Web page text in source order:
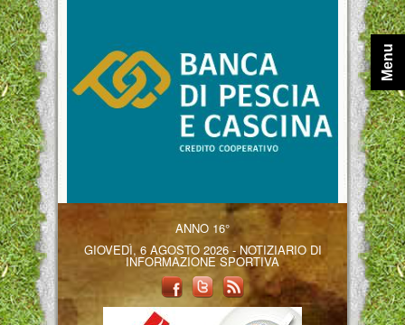
ANNO 16°
GIOVEDÌ, 6 AGOSTO 2026 - NOTIZIARIO DI
INFORMAZIONE SPORTIVA
Menu